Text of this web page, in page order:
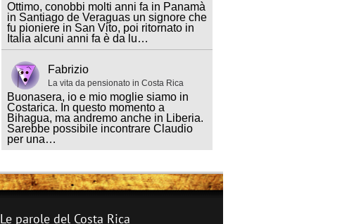
Ottimo, conobbi molti anni fa in Panamà
in Santiago de Veraguas un signore che
fu pioniere in San Vito, poi ritornato in
Italia alcuni anni fa è da lu…
Fabrizio
La vita da pensionato in Costa Rica
Buonasera, io e mio moglie siamo in
Costarica. In questo momento a
Bihagua, ma andremo anche in Liberia.
Sarebbe possibile incontrare Claudio
per una…
Le parole del Costa Rica